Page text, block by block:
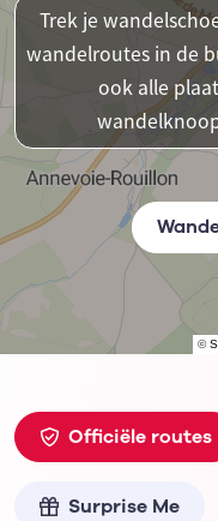
©
Trek je
wandelroutes in de
ook alle
Officiële routes
Surprise Me